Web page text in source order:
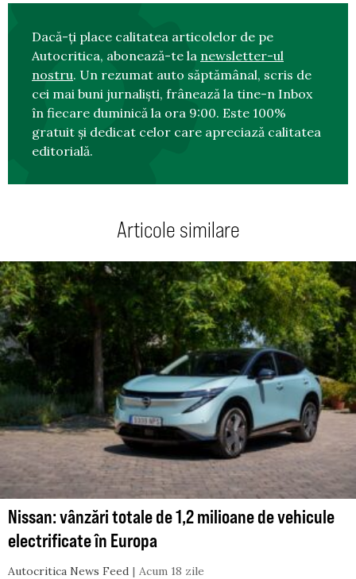
Dacă-ți place calitatea articolelor de pe
Autocritica, abonează-te la newsletter-ul
nostru. Un rezumat auto săptămânal, scris de
cei mai buni jurnaliști, frânează la tine-n Inbox
în fiecare duminică la ora 9:00. Este 100%
gratuit și dedicat celor care apreciază calitatea
editorială.
Articole similare
Nissan: vânzări totale de 1,2 milioane de vehicule
electrificate în Europa
Autocritica News Feed Acum 18 zile